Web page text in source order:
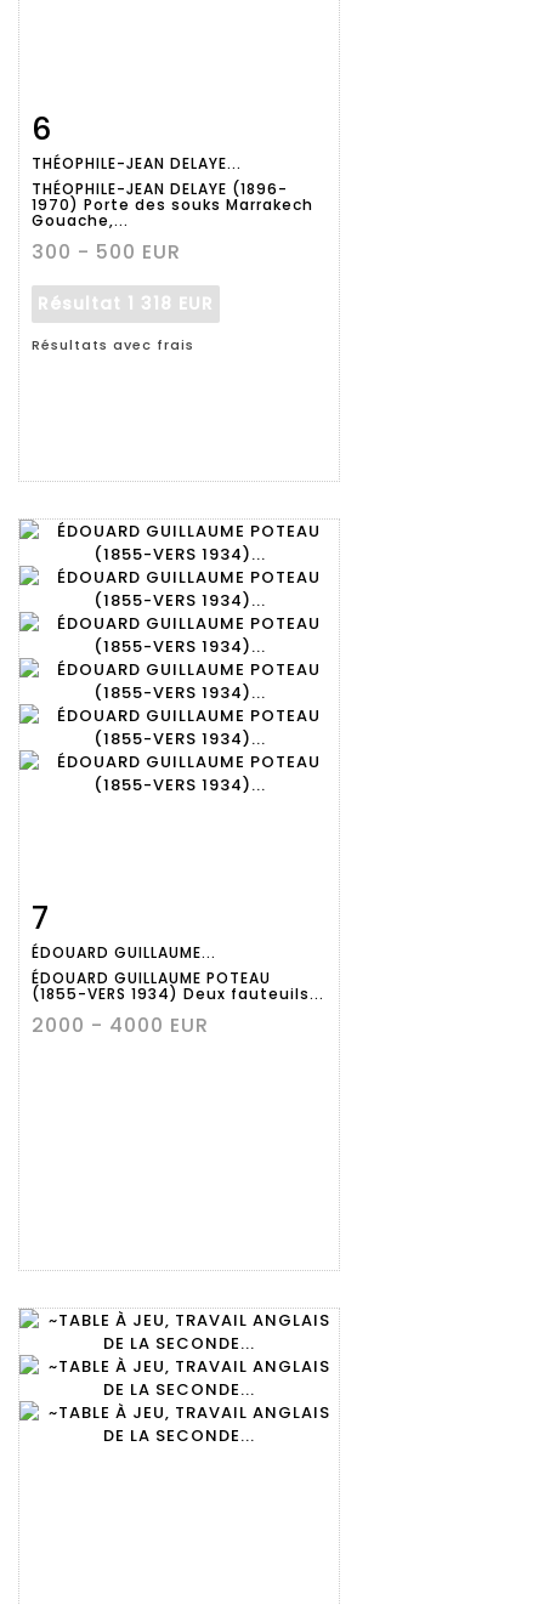
détaillée
6
THÉOPHILE-JEAN DELAYE...
THÉOPHILE-JEAN DELAYE (1896-
1970) Porte des souks Marrakech
Gouache,...
300 - 500 EUR
Résultat 1 318 EUR
Résultats avec frais
détaillée
7
ÉDOUARD GUILLAUME...
ÉDOUARD GUILLAUME POTEAU
(1855-VERS 1934) Deux fauteuils...
2000 - 4000 EUR